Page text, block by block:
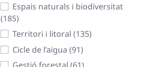
Espais naturals i biodiversitat
(185)
Territori i litoral (135)
Cicle de l’aigua (91)